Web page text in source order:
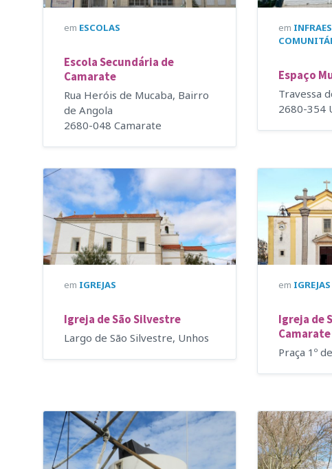
em ESCOLAS
Escola Secundária de
Camarate
Rua Heróis de Mucaba, Bairro
de Angola
2680-048 Camarate
em
Espaço
Travessa
2680-354
em IGREJAS
Igreja de São Silvestre
Largo de São Silvestre, Unhos
em IGREJAS
Igreja de
Camarate
Praça 1º